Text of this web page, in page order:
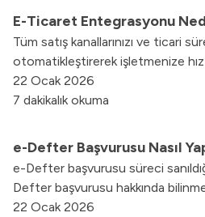
E-Ticaret Entegrasyonu
Nelerdir?
Tüm satış kanallarınızı ve ticari
otomatikleştirerek işletmenize hız
e-ticaret entegrasyonunun
yazımızda keşfedin.
22 Ocak 2026
7 dakikalık okuma
e-Defter Başvurusu Nasıl
e-Defter başvurusu süreci
Defter başvurusu hakkında
sizler için derledik.
22 Ocak 2026